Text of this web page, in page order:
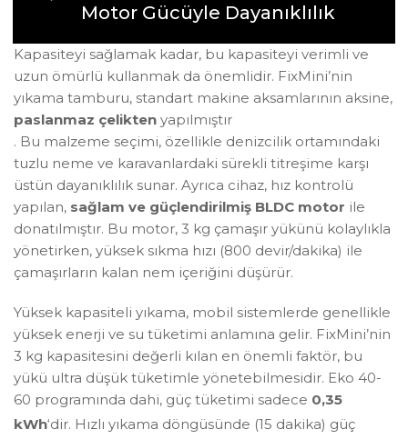
Motor Gücüyle Dayanıklılık
Kapasiteyi sağlamak kadar, bu kapasiteyi verimli ve
uzun ömürlü kullanmak da önemlidir. FixMini’nin
yıkama tamburu, standart makine aksamlarının aksine,
paslanmaz çelikten yapılmıştır
. Bu malzeme seçimi, özellikle denizcilik ortamındaki
tuzlu neme ve karavanlardaki sürekli titreşime karşı
üstün dayanıklılık sunar. Ayrıca cihaz, hız kontrolü
yapılan, sağlam ve güçlendirilmiş BLDC motor ile
donatılmıştır. Bu motor, 3 kg çamaşır yükünü kolaylıkla
yönetirken, yüksek sıkma hızı (800 devir/dakika) ile
çamaşırların kalan nem içeriğini düşürür.
Yüksek kapasiteli yıkama, mobil sistemlerde genellikle
yüksek enerji ve su tüketimi anlamına gelir. FixMini’nin
3 kg kapasitesini değerli kılan en önemli faktör, bu
yükü ultra düşük tüketimle yönetebilmesidir. Eko 40-
60 programında dahi, güç tüketimi sadece 0,35
kWh‘dir. Hızlı yıkama döngüsünde (15 dakika) güç